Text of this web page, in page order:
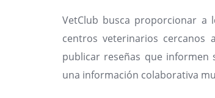
VetClub busca proporcionar a
centros veterinarios
publicar reseñas que informen
una información colaborativa